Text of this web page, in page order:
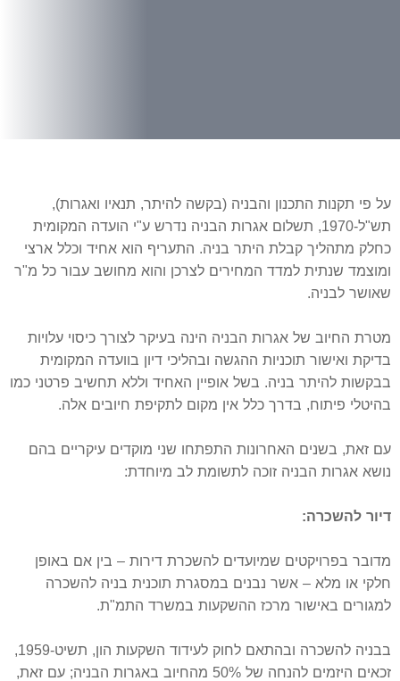
על פי תקנות התכנון והבניה (בקשה להיתר, תנאיו ואגרות),
תש"ל-1970, תשלום אגרות הבניה נדרש ע"י הועדה המקומית
כחלק מתהליך קבלת היתר בניה. התעריף הוא אחיד וכלל ארצי
ומוצמד שנתית למדד המחירים לצרכן והוא מחושב עבור כל מ"ר
שאושר לבניה.
מטרת החיוב של אגרות הבניה הינה בעיקר לצורך כיסוי עלויות
בדיקת ואישור תוכניות ההגשה ובהליכי דיון בוועדה המקומית
בבקשות להיתר בניה. בשל אופיין האחיד וללא תחשיב פרטני כמו
בהיטלי פיתוח, בדרך כלל אין מקום לתקיפת חיובים אלה.
עם זאת, בשנים האחרונות התפתחו שני מוקדים עיקריים בהם
נושא אגרות הבניה זוכה לתשומת לב מיוחדת:
דיור להשכרה:
מדובר בפרויקטים שמיועדים להשכרת דירות – בין אם באופן
חלקי או מלא – אשר נבנים במסגרת תוכנית בניה להשכרה
למגורים באישור מרכז ההשקעות במשרד התמ"ת.
בבניה להשכרה ובהתאם לחוק לעידוד השקעות הון, תשיט-1959,
זכאים היזמים להנחה של 50% מהחיוב באגרות הבניה; עם זאת,